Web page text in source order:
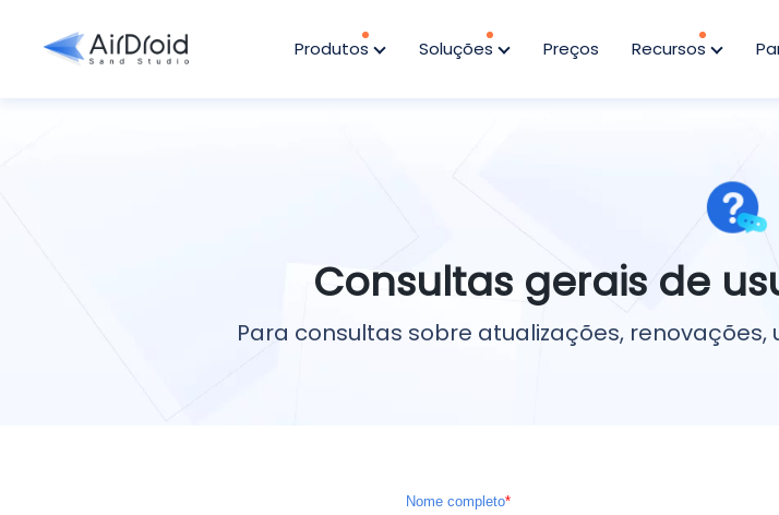
Produtos Soluções Preços Recursos
Consultas gerais de
Para consultas sobre atualizações,